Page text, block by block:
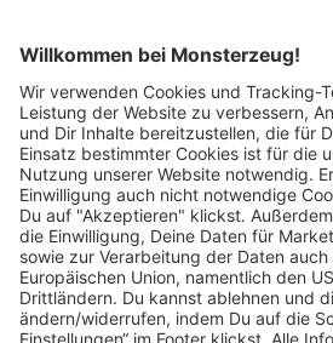
Mitglied im: